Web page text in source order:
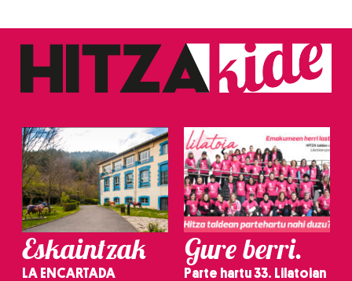
Eskaintzak
LA ENCARTADA
Gure berri.
Parte hartu 33. Lilatoian